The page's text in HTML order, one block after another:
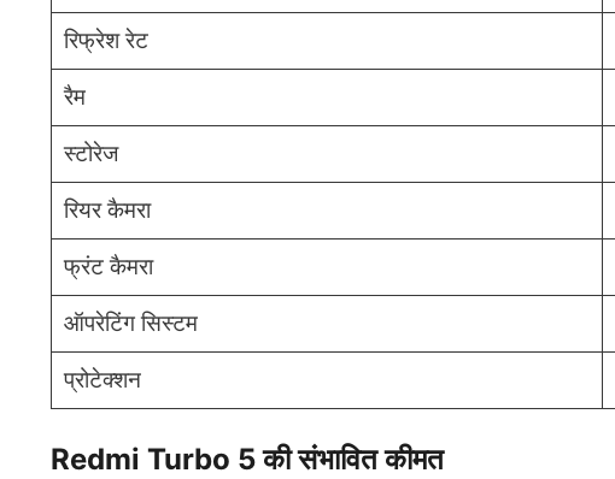
रिफ्रेश रेट
रैम
स्टोरेज
रियर कैमरा
फ्रंट कैमरा
ऑपरेटिंग सिस्टम
प्रोटेक्शन
Redmi Turbo 5 की संभावित कीमत